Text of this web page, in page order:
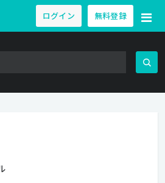
ログイン 無料登録